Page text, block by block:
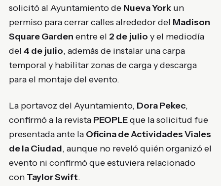
solicitó al Ayuntamiento de Nueva York un
permiso para cerrar calles alrededor del Madison
Square Garden entre el 2 de julio y el mediodía
del 4 de julio, además de instalar una carpa
temporal y habilitar zonas de carga y descarga
para el montaje del evento.
La portavoz del Ayuntamiento, Dora Pekec,
confirmó a la revista PEOPLEque la solicitud fue
presentada ante la Oficina de Actividades Viales
de la Ciudad, aunque no reveló quién organizó el
evento ni confirmó que estuviera relacionado
con Taylor Swift.